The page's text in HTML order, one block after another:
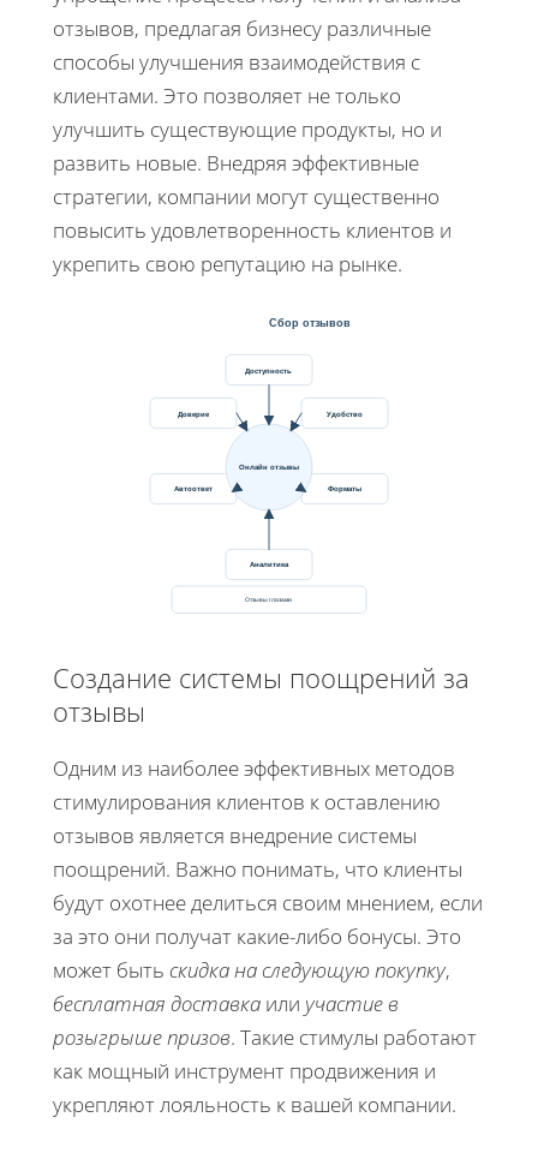
отзывов, предлагая бизнесу различные
способы улучшения взаимодействия с
клиентами. Это позволяет не только
улучшить существующие продукты, но и
развить новые. Внедряя эффективные
стратегии, компании могут существенно
повысить удовлетворенность клиентов и
укрепить свою репутацию на рынке.
Сбор отзывов
Доступность
Удобство
Форматы
Аналитика
Автоответ
Доверие
Онлайн отзывы
Отзывы глазами
Создание системы поощрений за
отзывы
Одним из наиболее эффективных методов
стимулирования клиентов к оставлению
отзывов является внедрение системы
поощрений. Важно понимать, что клиенты
будут охотнее делиться своим мнением, если
за это они получат какие-либо бонусы. Это
может быть скидка на следующую покупку,
бесплатная доставка или участие в
розыгрыше призов. Такие стимулы работают
как мощный инструмент продвижения и
укрепляют лояльность к вашей компании.